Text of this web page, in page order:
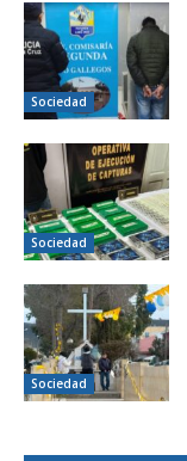
Sociedad
Sociedad
Sociedad